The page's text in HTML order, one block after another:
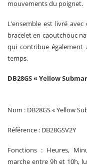
mouvements du poignet.
L’ensemble est livré
bracelet en caoutchouc
qui contribue
temps.
DB28GS « Yellow
Nom : DB28GS « Yellow
Référence : DB28GSV2Y
Fonctions : Heures,
marche entre 9h et 10h,